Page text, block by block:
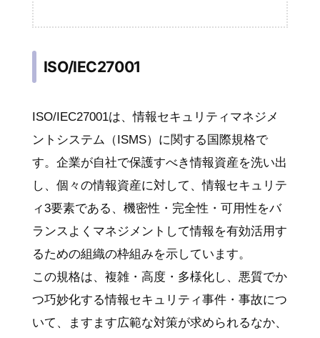
ISO/IEC27001
ISO/IEC27001は、情報セキュリティマネジメ
ントシステム（ISMS）に関する国際規格で
す。企業が自社で保護すべき情報資産を洗い出
し、個々の情報資産に対して、情報セキュリテ
ィ3要素である、機密性・完全性・可用性をバ
ランスよくマネジメントして情報を有効活用す
るための組織の枠組みを示しています。
この規格は、複雑・高度・多様化し、悪質でか
つ巧妙化する情報セキュリティ事件・事故につ
いて、ますます広範な対策が求められるなか、